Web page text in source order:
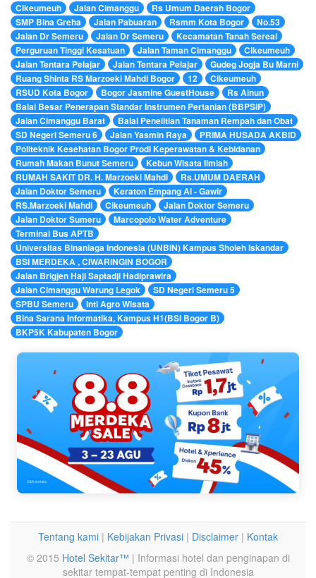
Cikeumeuh Jalan Cimanggu
Rs Umum Daerah Bogor
SMP Bina Greha
Jalan Pabuaran Rsmm Kota Bogor
No.53
Jalan Dr Semeru
Jalan Dr Semeru
Kecamatan Tanah Sereal
Perguruan Tinggi Kesatuan
Jalan Taman Cimanggu
Cikeumeuh
Jalan Tentara Pelajar
Jalan Tentara Pelajar
Gudeg Jogja Bu Marni
Ruang Shinta RS Marzoeki Mahdi Bogor
12
Cikeumeuh
RSUD Kota Bogor
Bogor Jasmine GuestHouse
Rs Ainun
Balai Besar Penerapan Standar Instrumen Pertanian (BBPSIP)
Jalan Cimanggu Barat
Balai Penelitian Tanaman Rempah dan Obat
SD Negeri Semeru 6
Jalan Yasmin Raya
PRIMA HUSADA AKBID
Politeknik Kesehatan Bogor Prodi Keperawatan & Kebidanan
Rumah Makan Bunut Semeru
Kebun Wisata Ilmiah
RUMAH SAKIT DR. H. Marzoeki Mahdi
Rs.UMUM DAERAH
Jalan Doktor Semeru
Keraton Empang Al - Gawir
RS.Marzoeki Mahdi
Cikeumeuh
Jalan Doktor Semeru
Jalan Doktor Sumeru
Marcopolo Water Adventure
Terminal Bus APTB
Universitas Binaniaga Indonesia (UNBIN) Kampus Sholeh Iskandar
BSI MERDEKA , CIWARINGIN BOGOR
Jalan Brigjen Haji Saptadji Hadiprawira
Jalan Cimanggu Warung Legok
SD Negeri Semeru 5
SPBU Semeru
Inti Agro Wisata
Bina Sarana Informatika, Kampus H1(BSI Bogor B)
BKP5K Kabupaten Bogor
Tentang kami | Kebijakan Privasi | Disclaimer | Kontak
© 2015 Hotel Sekitar™ | Informasi hotel dan penginapan di
sekitar tempat-tempat penting di Indonesia